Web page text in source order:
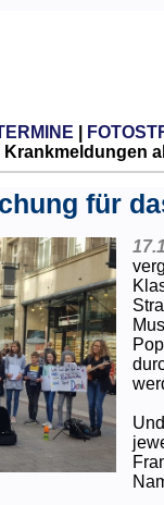
Krankmeldungen
für